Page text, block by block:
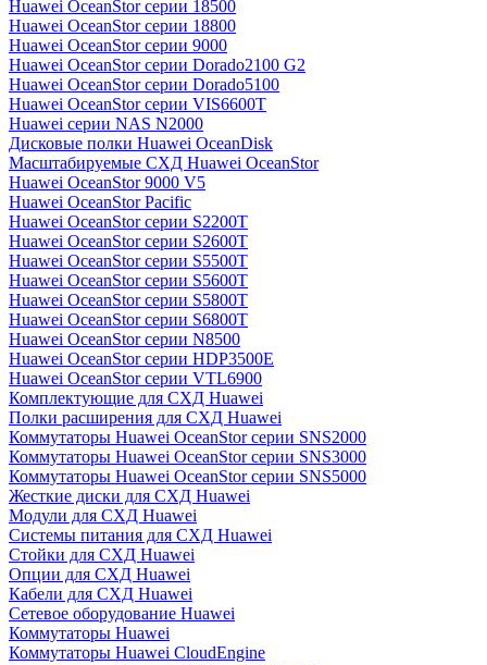
Huawei OceanStor серии 18500
Huawei OceanStor серии 18800
Huawei OceanStor серии 9000
Huawei OceanStor серии Dorado2100 G2
Huawei OceanStor серии Dorado5100
Huawei OceanStor серии VIS6600T
Huawei серии NAS N2000
Дисковые полки Huawei OceanDisk
Масштабируемые СХД Huawei OceanStor
Huawei OceanStor 9000 V5
Huawei OceanStor Pacific
Huawei OceanStor серии S2200T
Huawei OceanStor серии S2600T
Huawei OceanStor серии S5500T
Huawei OceanStor серии S5600T
Huawei OceanStor серии S5800T
Huawei OceanStor серии S6800T
Huawei OceanStor серии N8500
Huawei OceanStor серии HDP3500E
Huawei OceanStor серии VTL6900
Комплектующие для СХД Huawei
Полки расширения для СХД Huawei
Коммутаторы Huawei OceanStor серии SNS2000
Коммутаторы Huawei OceanStor серии SNS3000
Коммутаторы Huawei OceanStor серии SNS5000
Жесткие диски для СХД Huawei
Модули для СХД Huawei
Системы питания для СХД Huawei
Стойки для СХД Huawei
Опции для СХД Huawei
Кабели для СХД Huawei
Сетевое оборудование Huawei
Коммутаторы Huawei
Коммутаторы Huawei CloudEngine